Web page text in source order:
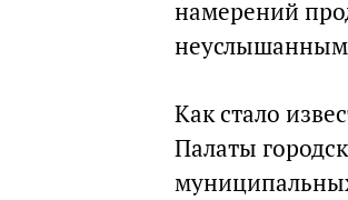
намерений
Как стало
Палаты